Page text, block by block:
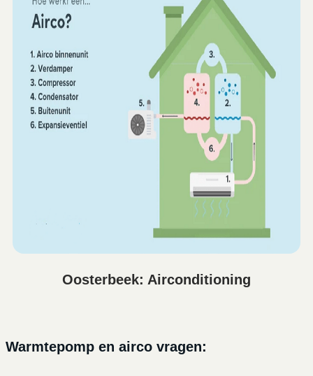
Oosterbeek: Airconditioning
Warmtepomp en airco vragen: